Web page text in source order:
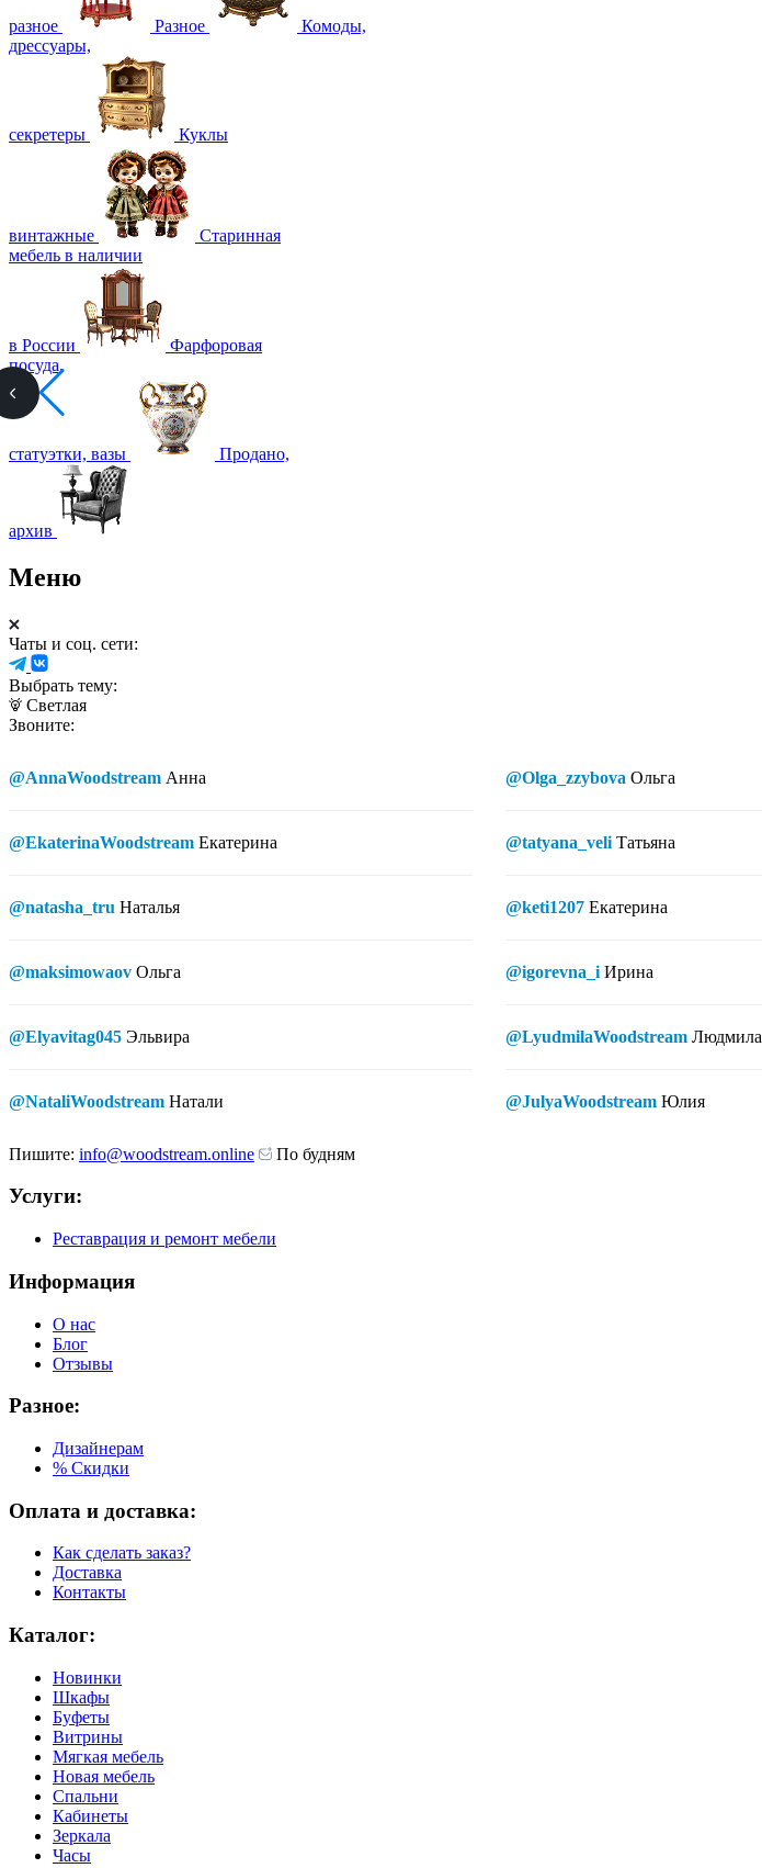
разное Разное
Комоды,
дрессуары,
секретеры Куклы
винтажные
Старинная
мебель в наличии
в России
Фарфоровая
посуда,
статуэтки, вазы Продано,
архив
Меню
Чаты и соц. сети:
Выбрать тему:
Светлая
Звоните:
@AnnaWoodstream Анна
@EkaterinaWoodstream Екатерина
@natasha_tru Наталья
@maksimowaov Ольга
@Elyavitag045 Эльвира
@NataliWoodstream Натали
@Olga_zzybova Ольга
@tatyana_veli Татьяна
@keti1207 Екатерина
@igorevna_i Ирина
@LyudmilaWoodstream Людмила
@JulyaWoodstream Юлия
Пишите: info@woodstream.online По будням
Услуги:
Реставрация и ремонт мебели
Информация
О нас
Блог
Отзывы
Разное:
Дизайнерам
% Скидки
Оплата и доставка:
Как сделать заказ?
Доставка
Контакты
Каталог:
Новинки
Шкафы
Буфеты
Витрины
Мягкая мебель
Новая мебель
Спальни
Кабинеты
Зеркала
Часы